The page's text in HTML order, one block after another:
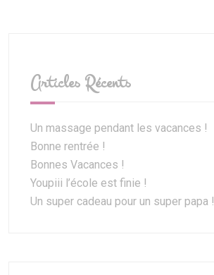
des
!
Articles Récents
Un massage pendant les vacances !
Bonne rentrée !
Bonnes Vacances !
Youpiii l’école est finie !
Un super cadeau pour un super papa !